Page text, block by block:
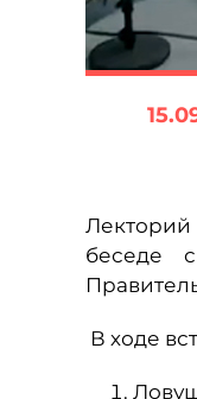
беседе
В ходе